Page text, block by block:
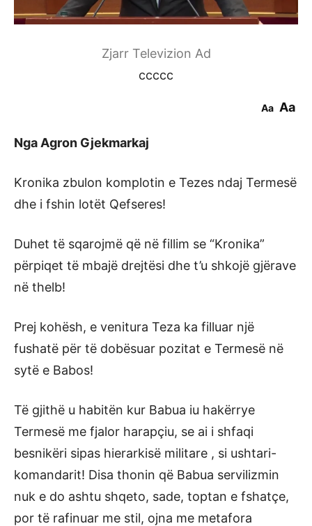
Zjarr Televizion Ad
ccccc
Aa Aa
Nga Agron Gjekmarkaj
Kronika zbulon komplotin e Tezes ndaj Termesë
dhe i fshin lotët Qefseres!
Duhet të sqarojmë që në fillim se “Kronika”
përpiqet të mbajë drejtësi dhe t’u shkojë gjërave
në thelb!
Prej kohësh, e venitura Teza ka filluar një
fushatë për të dobësuar pozitat e Termesë në
sytë e Babos!
Të gjithë u habitën kur Babua iu hakërrye
Termesë me fjalor harapçiu, se ai i shfaqi
besnikëri sipas hierarkisë militare , si ushtari-
komandarit! Disa thonin që Babua servilizmin
nuk e do ashtu shqeto, sade, toptan e fshatçe,
por të rafinuar me stil, ojna me metafora